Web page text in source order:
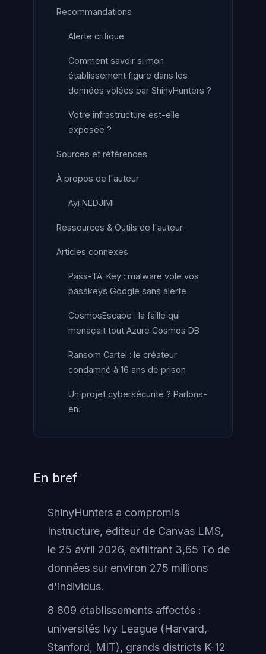
Recommandations
Alerte critique
Comment savoir si mon
établissement figure dans les
données volées par ShinyHunters ?
Votre infrastructure est-elle
exposée ?
Sources et références
À propos de l'auteur
Ayi NEDJIMI
Ressources & Outils de l'auteur
Articles connexes
Pass-TA-Key : malware vole vos
passkeys Google sans alerte
CosmosEscape : la faille qui
menaçait tout Azure Cosmos DB
Ransom Cartel : le créateur
condamné à 16 ans de prison
Un projet cybersécurité ? Parlons-
en.
En bref
ShinyHunters a compromis
Instructure, éditeur de Canvas LMS,
le 25 avril 2026, exfiltrant 3,65 To de
données sur environ 275 millions
d'individus.
8 809 établissements affectés :
universités Ivy League (Harvard,
Stanford, MIT), grands districts K-12